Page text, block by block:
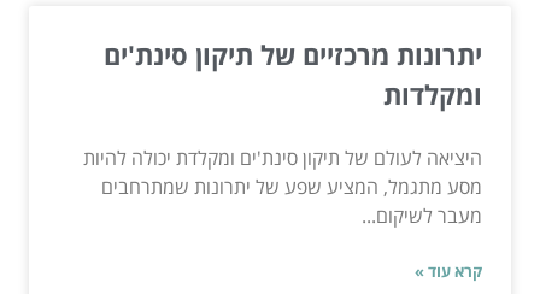
יתרונות מרכזיים של תיקון סינת'ים
ומקלדות
היציאה לעולם של תיקון סינת'ים ומקלדת יכולה להיות
מסע מתגמל, המציע שפע של יתרונות שמתרחבים
מעבר לשיקום...
קרא עוד »